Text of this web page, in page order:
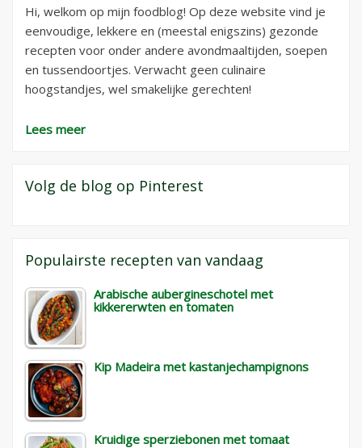
Hi, welkom op mijn foodblog! Op deze website vind je
eenvoudige, lekkere en (meestal enigszins) gezonde
recepten voor onder andere avondmaaltijden, soepen
en tussendoortjes. Verwacht geen culinaire
hoogstandjes, wel smakelijke gerechten!
Lees meer
Volg de blog op Pinterest
Populairste recepten van vandaag
Arabische aubergineschotel met
kikkererwten en tomaten
Kip Madeira met kastanjechampignons
Kruidige sperziebonen met tomaat